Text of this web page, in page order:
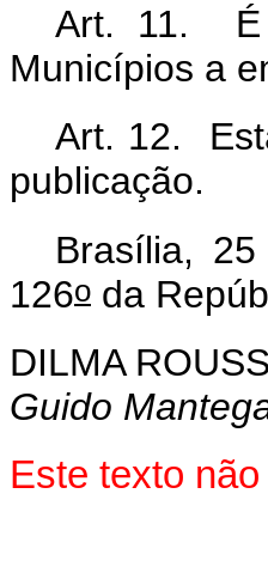
Art. 11. É
Municípios a
Art. 12.
publicação.
Brasília,
126o da
DILMA
Guido
Este texto